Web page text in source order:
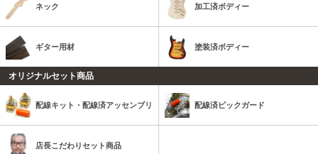
ネック 加工済ボディー
ギター用材 塗装済ボディー
オリジナルセット商品
配線キット・配線済アッセンブリ 配線済ピックガード
店長こだわりセット商品